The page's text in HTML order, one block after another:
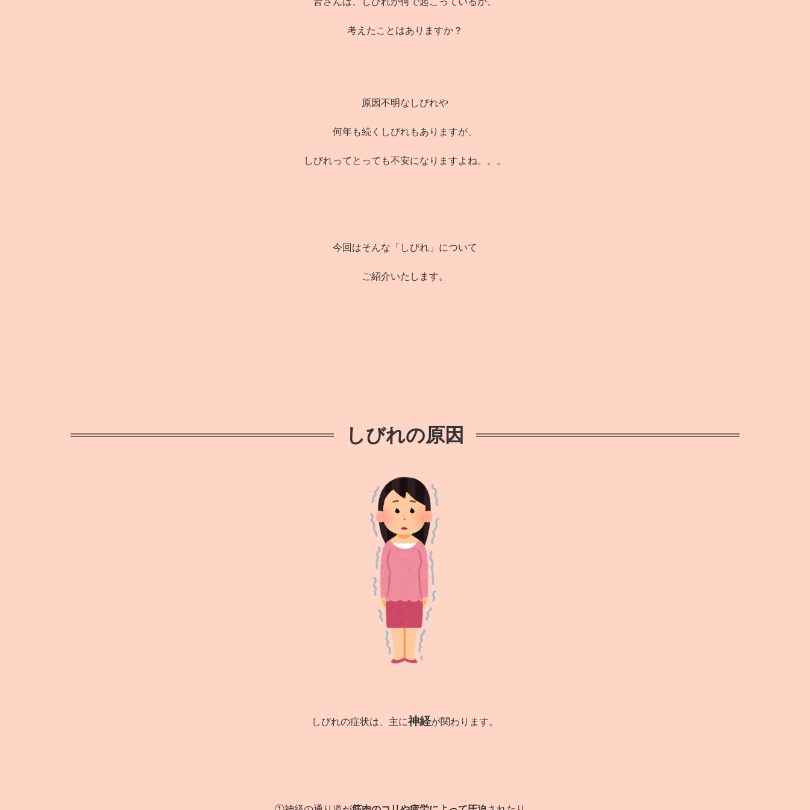
考えたことはありますか？
原因不明なしびれや
何年も続くしびれもありますが、
しびれってとっても不安になりますよね。。。
今回はそんな「しびれ」について
ご紹介いたします。
しびれの原因
しびれの症状は、主に神経が関わります。